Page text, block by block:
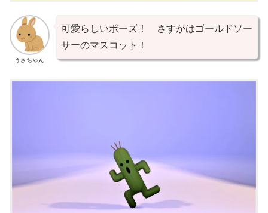
うさちゃん
可愛らしいポーズ！ さすがはゴールドソー
サーのマスコット！